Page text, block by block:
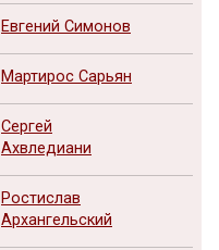
Евгений Симонов
Мартирос Сарьян
Сергей
Ахвледиани
Ростислав
Архангельский